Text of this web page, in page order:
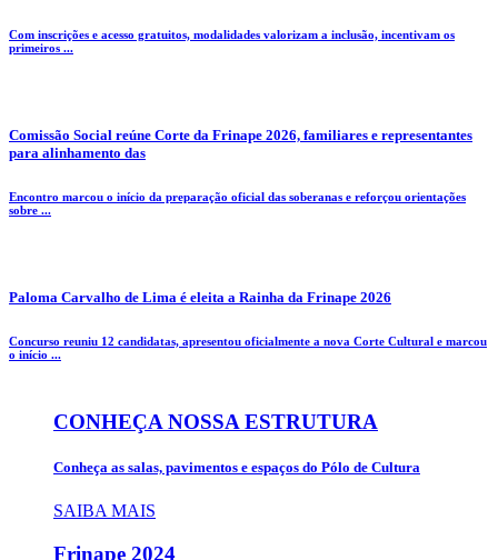
Com inscrições e acesso gratuitos, modalidades valorizam a inclusão, incentivam os
primeiros ...
Comissão Social reúne Corte da Frinape 2026, familiares e representantes
para alinhamento das
Encontro marcou o início da preparação oficial das soberanas e reforçou orientações
sobre ...
Paloma Carvalho de Lima é eleita a Rainha da Frinape 2026
Concurso reuniu 12 candidatas, apresentou oficialmente a nova Corte Cultural e marcou
o início ...
CONHEÇA NOSSA ESTRUTURA
Conheça as salas, pavimentos e espaços do Pólo de Cultura
SAIBA MAIS
Frinape 2024